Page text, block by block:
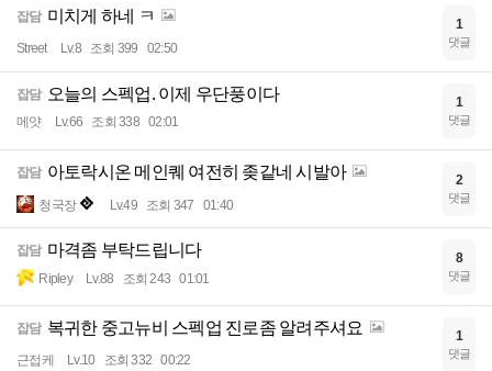
잡담 미치게 하네 ㅋ
Street Lv.8 조회 399 02:50
1
댓글
잡담 오늘의 스펙업. 이제 우단풍이다
메얏 Lv.66 조회 338 02:01
1
댓글
잡담 아토락시온 메인퀘 여전히 좆같네 시발아
청국장 Lv.49 조회 347 01:40
2
댓글
잡담 마격좀 부탁드립니다
Ripley Lv.88 조회 243 01:01
8
댓글
잡담 복귀한 중고뉴비 스펙업 진로좀 알려주셔요
근접케 Lv.10 조회 332 00:22
1
댓글